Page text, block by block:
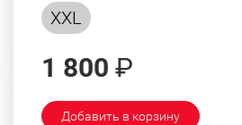
XXL
1 800 ₽
Добавить в корзину